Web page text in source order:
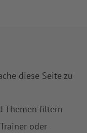
diese Seite zu
Themen filtern
oder